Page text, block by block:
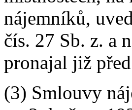
nájemníků,
čís. 27 Sb. z. a
pronajal již
(3) Smlouvy